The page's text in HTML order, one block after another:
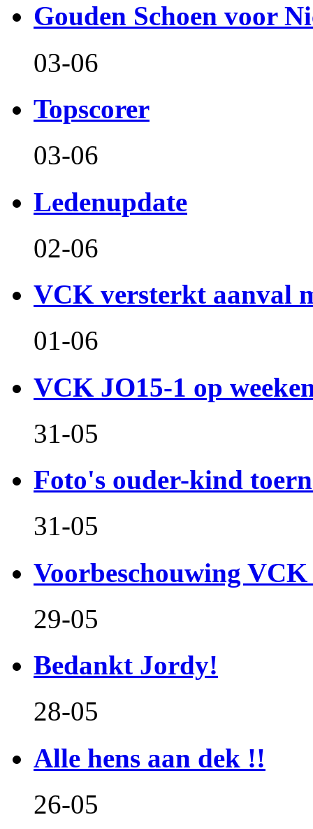
Gouden Schoen voor
03-06
Topscorer
03-06
Ledenupdate
02-06
VCK versterkt aanval
01-06
VCK JO15-1 op
31-05
Foto's ouder-kind
31-05
Voorbeschouwing VCK
29-05
Bedankt Jordy!
28-05
Alle hens aan dek !!
26-05